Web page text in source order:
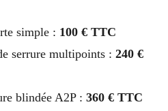
simple : 100 € TTC
serrure multipoints : 240 €
blindée A2P : 360 € TTC